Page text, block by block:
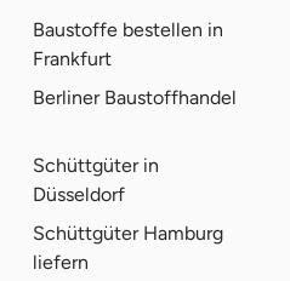
Baustoffe bestellen in
Frankfurt
Berliner Baustoffhandel
Schüttgüter in
Düsseldorf
Schüttgüter Hamburg
liefern